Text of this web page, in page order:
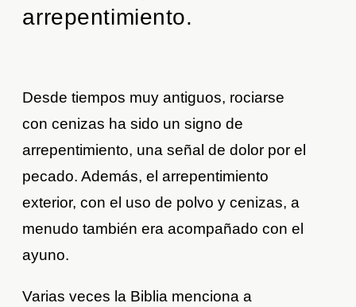
arrepentimiento.
Desde tiempos muy antiguos, rociarse
con cenizas ha sido un signo de
arrepentimiento, una señal de dolor por el
pecado. Además, el arrepentimiento
exterior, con el uso de polvo y cenizas, a
menudo también era acompañado con el
ayuno.
Varias veces la Biblia menciona a